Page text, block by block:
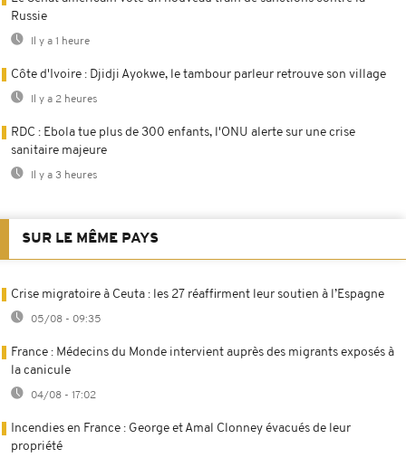
Russie
Il y a 1 heure
Côte d'Ivoire : Djidji Ayokwe, le tambour parleur retrouve son village
Il y a 2 heures
RDC : Ebola tue plus de 300 enfants, l'ONU alerte sur une crise
sanitaire majeure
Il y a 3 heures
SUR LE MÊME PAYS
Crise migratoire à Ceuta : les 27 réaffirment leur soutien à l’Espagne
05/08 - 09:35
France : Médecins du Monde intervient auprès des migrants exposés à
la canicule
04/08 - 17:02
Incendies en France : George et Amal Clonney évacués de leur
propriété